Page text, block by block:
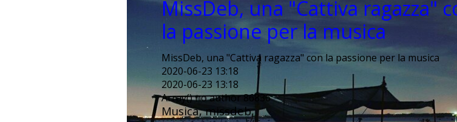
MissDeb, una "Cattiva ragazza"
la passione per la musica
MissDeb, una "Cattiva ragazza" con la passione per la musica
2020-06-23 13:18
2020-06-23 13:18
Array() no author 86836
Musica, missdeb,